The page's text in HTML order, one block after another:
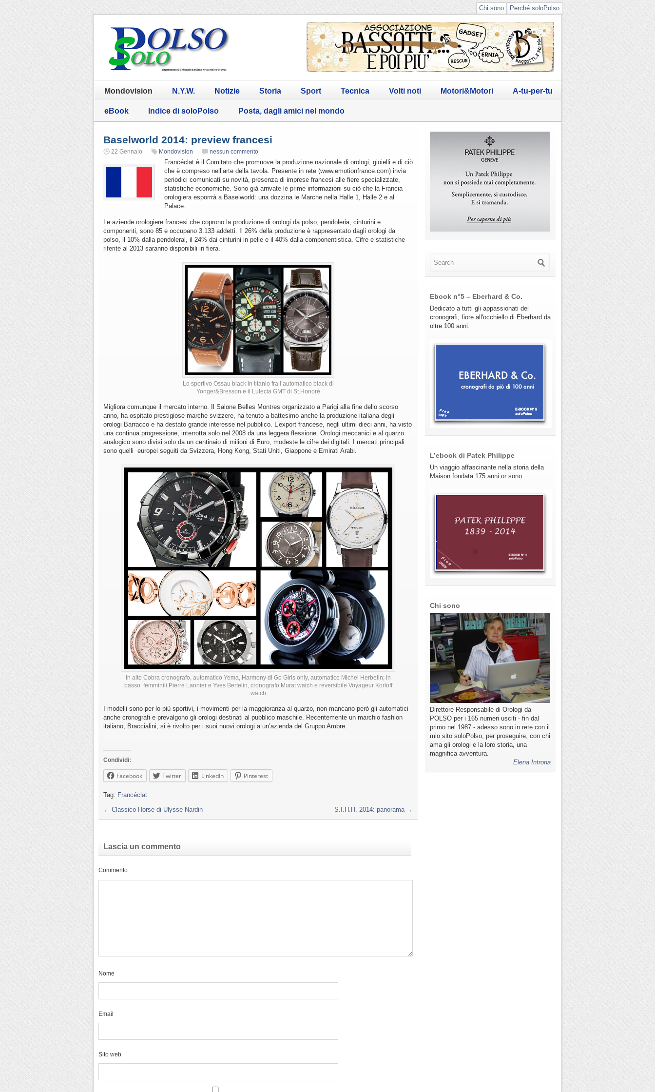
Perché soloPolso
Chi sono
Mondovision N.Y.W. Notizie Storia Sport Tecnica Volti noti Motori&Motori A-tu-per-tu
eBook Indice di soloPolso Posta, dagli amici nel mondo
Baselworld 2014: preview francesi
22 Gennaio Mondovision nessun commento
Francéclat è il Comitato che promuove la produzione nazionale di orologi, gioielli e di ciò
che è compreso nell’arte della tavola. Presente in rete (www.emotionfrance.com) invia
periodici comunicati su novità, presenza di imprese francesi alle fiere specializzate,
statistiche economiche. Sono già arrivate le prime informazioni su ciò che la Francia
orologiera esporrrà a Baselworld: una dozzina le Marche nella Halle 1, Halle 2 e al
Palace.
Le aziende orologiere francesi che coprono la produzione di orologi da polso, pendoleria, cinturini e
componenti, sono 85 e occupano 3.133 addetti. Il 26% della produzione è rappresentato dagli orologi da
polso, il 10% dalla pendolerai, il 24% dai cinturini in pelle e il 40% dalla componentistica. Cifre e statistiche
riferite al 2013 saranno disponibili in fiera.
Lo sportivo Ossau black in titanio fra l’automatico black di
Yonger&Bresson e il Lutecia GMT di St.Honoré
Migliora comunque il mercato interno. Il Salone Belles Montres organizzato a Parigi alla fine dello scorso
anno, ha ospitato prestigiose marche svizzere, ha tenuto a battesimo anche la produzione italiana degli
orologi Barracco e ha destato grande interesse nel pubblico. L’export francese, negli ultimi dieci anni, ha visto
una continua progressione, interrotta solo nel 2008 da una leggera flessione. Orologi meccanici e al quarzo
analogico sono divisi solo da un centinaio di milioni di Euro, modeste le cifre dei digitali. I mercati principali
sono quelli europei seguiti da Svizzera, Hong Kong, Stati Uniti, Giappone e Emirati Arabi.
In alto Cobra cronografo, automatico Yema, Harmony di Go Girls only, automatico Michel Herbelin; in
basso femminili Pierre Lannier e Yves Bertelin, cronografo Murat watch e reversibile Voyageur Korloff
watch
I modelli sono per lo più sportivi, i movimenti per la maggioranza al quarzo, non mancano però gli automatici
anche cronografi e prevalgono gli orologi destinati al pubblico maschile. Recentemente un marchio fashion
italiano, Braccialini, si è rivolto per i suoi nuovi orologi a un’azienda del Gruppo Ambre.
Condividi:
Facebook Twitter LinkedIn Pinterest
Tag: Francéclat
← Classico Horse di Ulysse Nardin S.I.H.H. 2014: panorama →
Lascia un commento
Commento
Nome
Email
Sito web
Ebook n°5 – Eberhard & Co.
Dedicato a tutti gli appassionati dei
cronografi, fiore all'occhiello di Eberhard da
oltre 100 anni.
L’ebook di Patek Philippe
Un viaggio affascinante nella storia della
Maison fondata 175 anni or sono.
Chi sono
Direttore Responsabile di Orologi da
POLSO per i 165 numeri usciti - fin dal
primo nel 1987 - adesso sono in rete con il
mio sito soloPolso, per proseguire, con chi
ama gli orologi e la loro storia, una
magnifica avventura.
Elena Introna